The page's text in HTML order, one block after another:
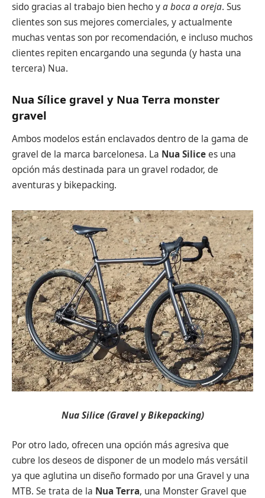
sido gracias al trabajo bien hecho ya boca a oreja. Sus
clientes son sus mejores comerciales, y actualmente
muchas ventas son por recomendación, e incluso muchos
clientes repiten encargando una segunda (y hasta una
tercera) Nua.
Nua Sílice gravel y Nua Terra monster
gravel
Ambos modelos están enclavados dentro de la gama de
gravel de la marca barcelonesa. La Nua Silicees una
opción más destinada para un gravel rodador, de
aventuras y bikepacking.
Nua Silice (Gravel y Bikepacking)
Por otro lado, ofrecen una opción más agresiva que
cubre los deseos de disponer de un modelo más versátil
ya que aglutina un diseño formado por una Gravel y una
MTB. Se trata de la Nua Terra, una Monster Gravel que